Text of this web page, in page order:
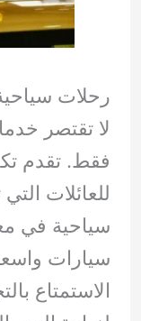
رحلات
لا تقتصر
فقط. تقدم
للعائلات
سياحية في
سيارات
الاستمتاع